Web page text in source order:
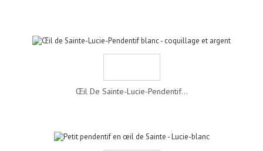
Œil De Sainte-Lucie-Pendentif...